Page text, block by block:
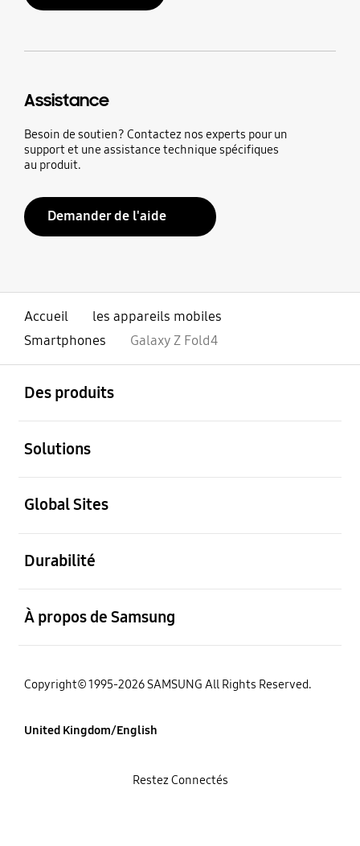
Assistance
Besoin de soutien? Contactez nos experts pour un
support et une assistance technique spécifiques
au produit.
Demander de l'aide
Accueil
les appareils mobiles
Smartphones
Galaxy Z Fold4
Des produits
Solutions
Global Sites
Durabilité
À propos de Samsung
Copyright© 1995-2026 SAMSUNG All Rights Reserved.
United Kingdom/English
Restez Connectés